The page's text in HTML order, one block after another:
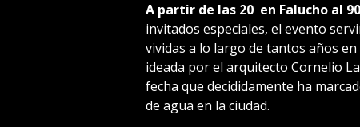
A partir de las 20 en Falucho al
invitados especiales, el evento
vividas a lo largo de tantos años
ideada por el arquitecto Cornelio
fecha que decididamente ha
de agua en la ciudad.